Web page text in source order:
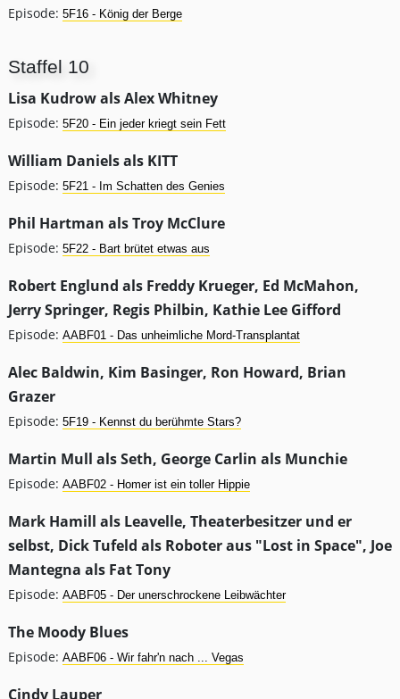
Episode: 5F16 - König der Berge
Staffel 10
Lisa Kudrow als Alex Whitney
Episode: 5F20 - Ein jeder kriegt sein Fett
William Daniels als KITT
Episode: 5F21 - Im Schatten des Genies
Phil Hartman als Troy McClure
Episode: 5F22 - Bart brütet etwas aus
Robert Englund als Freddy Krueger, Ed McMahon,
Jerry Springer, Regis Philbin, Kathie Lee Gifford
Episode: AABF01 - Das unheimliche Mord-Transplantat
Alec Baldwin, Kim Basinger, Ron Howard, Brian
Grazer
Episode: 5F19 - Kennst du berühmte Stars?
Martin Mull als Seth, George Carlin als Munchie
Episode: AABF02 - Homer ist ein toller Hippie
Mark Hamill als Leavelle, Theaterbesitzer und er
selbst, Dick Tufeld als Roboter aus "Lost in Space", Joe
Mantegna als Fat Tony
Episode: AABF05 - Der unerschrockene Leibwächter
The Moody Blues
Episode: AABF06 - Wir fahr'n nach ... Vegas
Cindy Lauper